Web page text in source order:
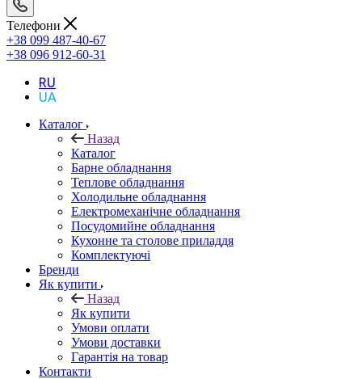
Телефони
+38 099 487-40-67
+38 096 912-60-31
RU
UA
Каталог
Назад
Каталог
Барне обладнання
Теплове обладнання
Холодильне обладнання
Електромеханічне обладнання
Посудомийне обладнання
Кухонне та столове приладдя
Комплектуючі
Бренди
Як купити
Назад
Як купити
Умови оплати
Умови доставки
Гарантія на товар
Контакти